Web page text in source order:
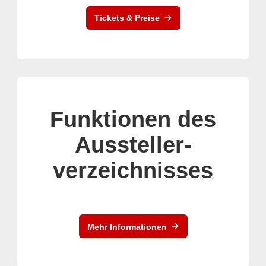
Tickets & Preise
Funktionen des
Aussteller-
verzeichnisses
Mehr Informationen